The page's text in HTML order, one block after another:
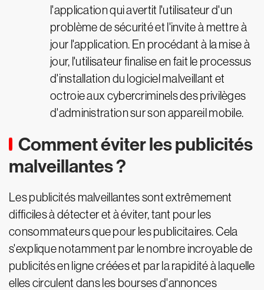
l'application qui avertit l'utilisateur d'un
problème de sécurité et l'invite à mettre à
jour l'application. En procédant à la mise à
jour, l'utilisateur finalise en fait le processus
d'installation du logiciel malveillant et
octroie aux cybercriminels des privilèges
d'administration sur son appareil mobile.
Comment éviter les publicités
malveillantes ?
Les publicités malveillantes sont extrêmement
difficiles à détecter et à éviter, tant pour les
consommateurs que pour les publicitaires. Cela
s'explique notamment par le nombre incroyable de
publicités en ligne créées et par la rapidité à laquelle
elles circulent dans les bourses d'annonces